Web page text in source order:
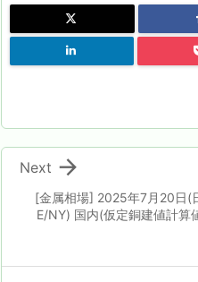
[金属相場] 2025年7月20日(
E/NY) 国内(仮定銅建値計算

Next